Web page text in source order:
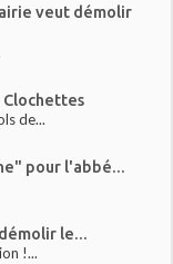
veut démolir
Clochettes
de...
pour l'abbé...
le...
!...